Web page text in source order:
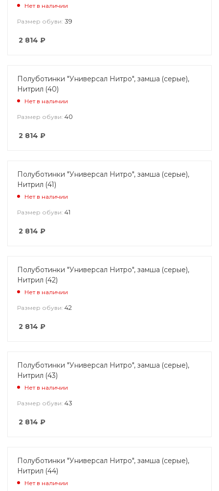
Нет в наличии
Размер обуви: 39
2 814 ₽
Полуботинки "Универсал Нитро", замша (серые),
Нитрил (40)
Нет в наличии
Размер обуви: 40
2 814 ₽
Полуботинки "Универсал Нитро", замша (серые),
Нитрил (41)
Нет в наличии
Размер обуви: 41
2 814 ₽
Полуботинки "Универсал Нитро", замша (серые),
Нитрил (42)
Нет в наличии
Размер обуви: 42
2 814 ₽
Полуботинки "Универсал Нитро", замша (серые),
Нитрил (43)
Нет в наличии
Размер обуви: 43
2 814 ₽
Полуботинки "Универсал Нитро", замша (серые),
Нитрил (44)
Нет в наличии